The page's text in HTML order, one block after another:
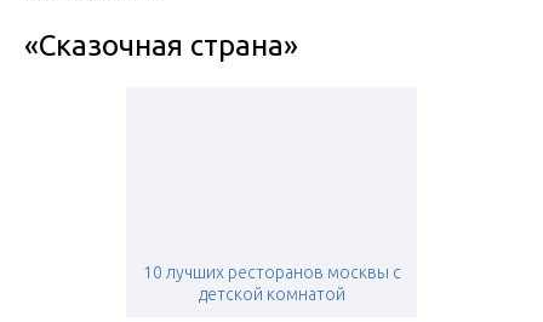
«Сказочная страна»
10 лучших ресторанов москвы с
детской комнатой